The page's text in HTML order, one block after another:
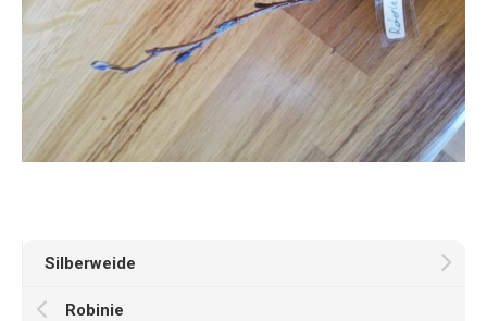
Silberweide
Robinie